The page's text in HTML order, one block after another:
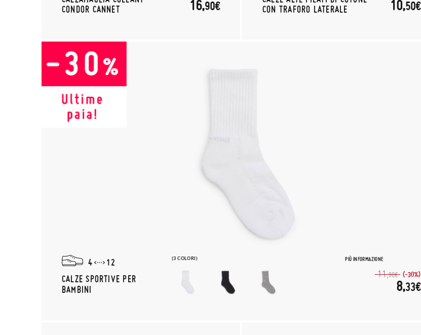
CONDOR CANNET
16,90€
CON TRAFORO LATERALE
10,50€
(3 COLORI) PIÙ INFORMAZIONE
4
12
CALZE SPORTIVE PER
BAMBINI
11,90€ (-30%)
8,33€